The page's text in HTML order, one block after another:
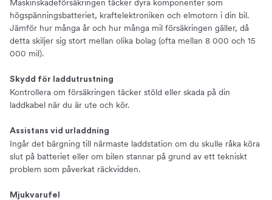
Maskinskadeförsäkringen täcker dyra komponenter som
högspänningsbatteriet, kraftelektroniken och elmotorn i din bil.
Jämför hur många år och hur många mil försäkringen gäller, då
detta skiljer sig stort mellan olika bolag (ofta mellan 8 000 och 15
000 mil).
Skydd för laddutrustning
Kontrollera om försäkringen täcker stöld eller skada på din
laddkabel när du är ute och kör.
Assistans vid urladdning
Ingår det bärgning till närmaste laddstation om du skulle råka köra
slut på batteriet eller om bilen stannar på grund av ett tekniskt
problem som påverkat räckvidden.
Mjukvarufel